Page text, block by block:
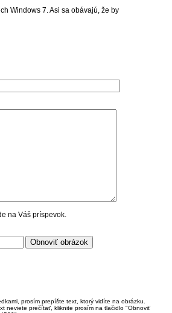
Windows 7. Asi sa obávajú, že by
na Váš príspevok.
prosím prepíšte text, ktorý vidíte na obrázku.
neviete prečítať, kliknite prosím na tlačidlo "Obnoviť